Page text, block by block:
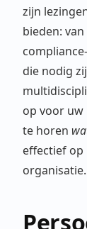
zijn
bieden:
die nodig
op voor uw
te horen
effectief op
organisatie.